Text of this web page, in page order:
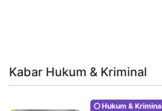
Kabar Hukum & Kriminal
Hukum &